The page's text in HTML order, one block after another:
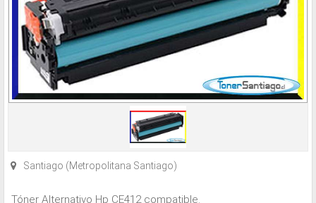
Santiago (Metropolitana Santiago)
Tóner Alternativo Hp CE412 compatible.